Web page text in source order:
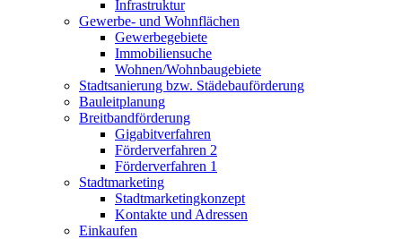
Infrastruktur
Gewerbe- und Wohnflächen
Gewerbegebiete
Immobiliensuche
Wohnen/Wohnbaugebiete
Stadtsanierung bzw. Städebauförderung
Bauleitplanung
Breitbandförderung
Gigabitverfahren
Förderverfahren 2
Förderverfahren 1
Stadtmarketing
Stadtmarketingkonzept
Kontakte und Adressen
Einkaufen